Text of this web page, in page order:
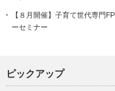
【８月開催】子育て世代専門
ーセミナー
ピックアップ